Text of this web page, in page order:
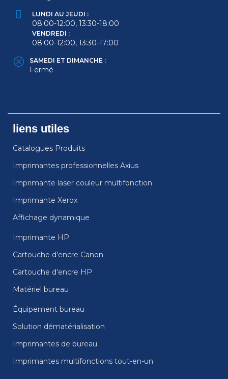
LUNDI AU JEUDI :
08:00-12:00, 13:30-18:00
VENDREDI :
08:00-12:00, 13:30-17:00
SAMEDI ET DIMANCHE :
Fermé
liens utiles
Catalogues Produits
Imprimantes professionnelles Axius
Imprimante laser couleur multifonction
Imprimante Xerox
Affichage dynamique
Imprimante HP
Cartouche d’encre Canon
Cartouche d’encre HP
Matériel bureau
Équipement bureau
Solution dématérialisation
Imprimantes de bureau
Imprimantes multifonctions tout-en-un